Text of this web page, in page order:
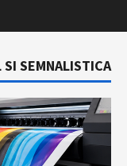
SEMNALISTICA